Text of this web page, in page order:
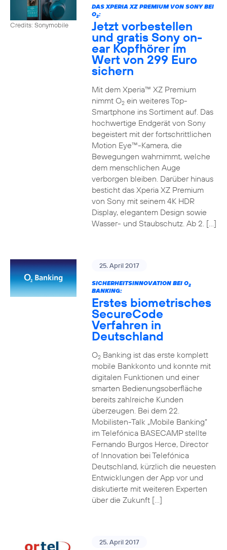
Credits: Sonymobile
DAS XPERIA XZ PREMIUM VON SONY BEI
O2:
Jetzt vorbestellen
und gratis Sony on-
ear Kopfhörer im
Wert von 299 Euro
sichern
Mit dem Xperia™ XZ Premium
nimmt O2ein weiteres Top-
Smartphone ins Sortiment auf. Das
hochwertige Endgerät von Sony
begeistert mit der fortschrittlichen
Motion Eye™-Kamera, die
Bewegungen wahrnimmt, welche
dem menschlichen Auge
verborgen bleiben. Darüber hinaus
besticht das Xperia XZ Premium
von Sony mit seinem 4K HDR
Display, elegantem Design sowie
Wasser- und Staubschutz. Ab 2. […]
25. April 2017
SICHERHEITSINNOVATION BEI O2
BANKING:
Erstes biometrisches
SecureCode
Verfahren in
Deutschland
O2Banking ist das erste komplett
mobile Bankkonto und konnte mit
digitalen Funktionen und einer
smarten Bedienungsoberfläche
bereits zahlreiche Kunden
überzeugen. Bei dem 22.
Mobilisten-Talk „Mobile Banking“
im Telefónica BASECAMP stellte
Fernando Burgos Herce, Director
of Innovation bei Telefónica
Deutschland, kürzlich die neuesten
Entwicklungen der App vor und
diskutierte mit weiteren Experten
über die Zukunft […]
25. April 2017